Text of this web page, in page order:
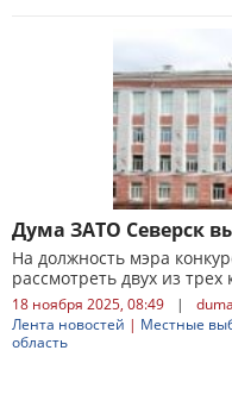
Дума ЗАТО Северск
На должность мэра
рассмотреть двух из трех
18 ноября 2025, 08:49 |
Лента новостей | Местные
область